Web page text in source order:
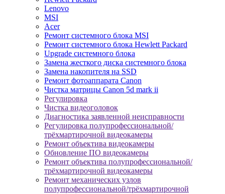
Lenovo
MSI
Acer
Ремонт системного блока MSI
Ремонт системного блока Hewlett Packard
Upgrade системного блока
Замена жесткого диска системного блока
Замена накопителя на SSD
Ремонт фотоаппарата Canon
Чистка матрицы Canon 5d mark ii
Регулировка
Чистка видеоголовок
Диагностика заявленной неисправности
Регулировка полупрофессиональной/
трёхмартирочной видеокамеры
Ремонт объектива видеокамеры
Обновление ПО видеокамеры
Ремонт объектива полупрофессиональной/
трёхмартирочной видеокамеры
Ремонт механических узлов
полупрофессиональной/трёхмартирочной